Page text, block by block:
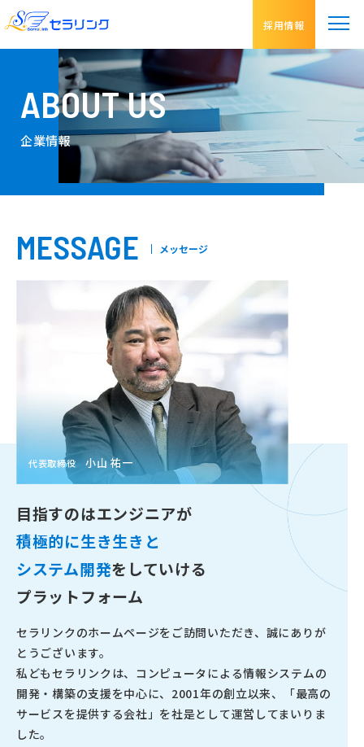
採用情報
ABOUT US
企業情報
MESSAGE メッセージ
代表取締役小山 祐一
目指すのはエンジニアが
積極的に生き生きと
システム開発をしていける
プラットフォーム
セラリンクのホームページをご訪問いただき、誠にありが
とうございます。
私どもセラリンクは、コンピュータによる情報システムの
開発・構築の支援を中心に、2001年の創立以来、「最高の
サービスを提供する会社」を社是として運営してまいりま
した。